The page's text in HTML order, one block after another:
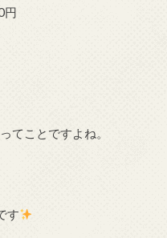
円
てことですよね。
す